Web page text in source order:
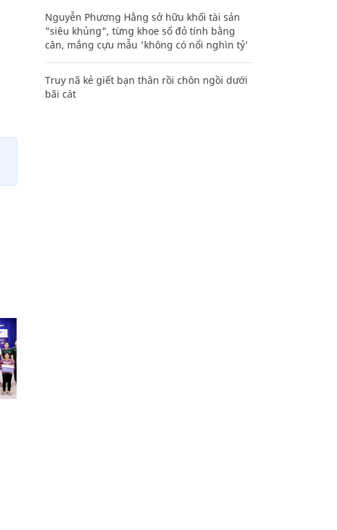
Nguyễn Phương Hằng sở hữu khối tài sản
"siêu khủng", từng khoe sổ đỏ tính bằng
cân, mắng cựu mẫu 'không có nổi nghìn tỷ'
Truy nã kẻ giết bạn thân rồi chôn ngồi dưới
bãi cát